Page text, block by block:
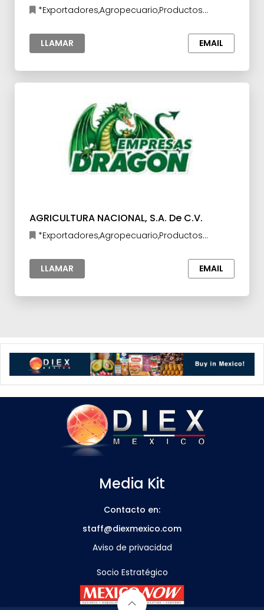
*Exportadores,Agropecuario,Productos
LLAMAR
EMAIL
AGRICULTURA NACIONAL, S.A. De C.V.
*Exportadores,Agropecuario,Productos
LLAMAR
EMAIL
Media Kit
Contacto en:
staff@diexmexico.com
Aviso de privacidad
Socio Estratégico